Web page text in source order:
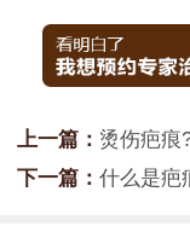
上一篇： 烫伤疤痕
下一篇： 什么是疤